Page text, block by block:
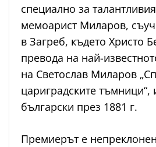
специално за
мемоарист Миларов,
в Загреб, където Христо
превода на най-
на Светослав Миларов
цариградските тъмници“,
български през 1881 г.
Премиерът е